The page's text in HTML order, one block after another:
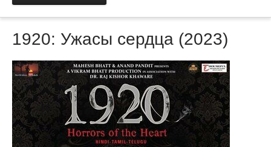
1920: Ужасы сердца (2023)